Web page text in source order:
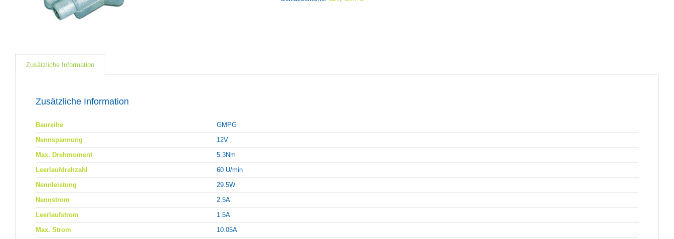
Zusätzliche Information
Zusätzliche Information
Baureihe
GMPG
Nennspannung
12V
Max. Drehmoment
5.3Nm
Leerlaufdrehzahl
60 U/min
Nennleistung
29.5W
Nennstrom
2.5A
Leerlaufstrom
1.5A
Max. Strom
10.05A